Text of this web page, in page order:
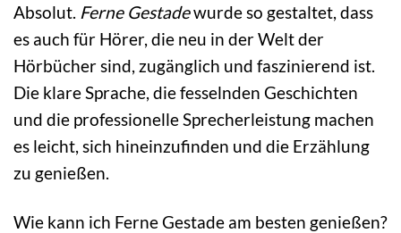
Absolut. Ferne Gestadewurde so gestaltet, dass
es auch für Hörer, die neu in der Welt der
Hörbücher sind, zugänglich und faszinierend ist.
Die klare Sprache, die fesselnden Geschichten
und die professionelle Sprecherleistung machen
es leicht, sich hineinzufinden und die Erzählung
zu genießen.
Wie kann ich Ferne Gestade am besten genießen?